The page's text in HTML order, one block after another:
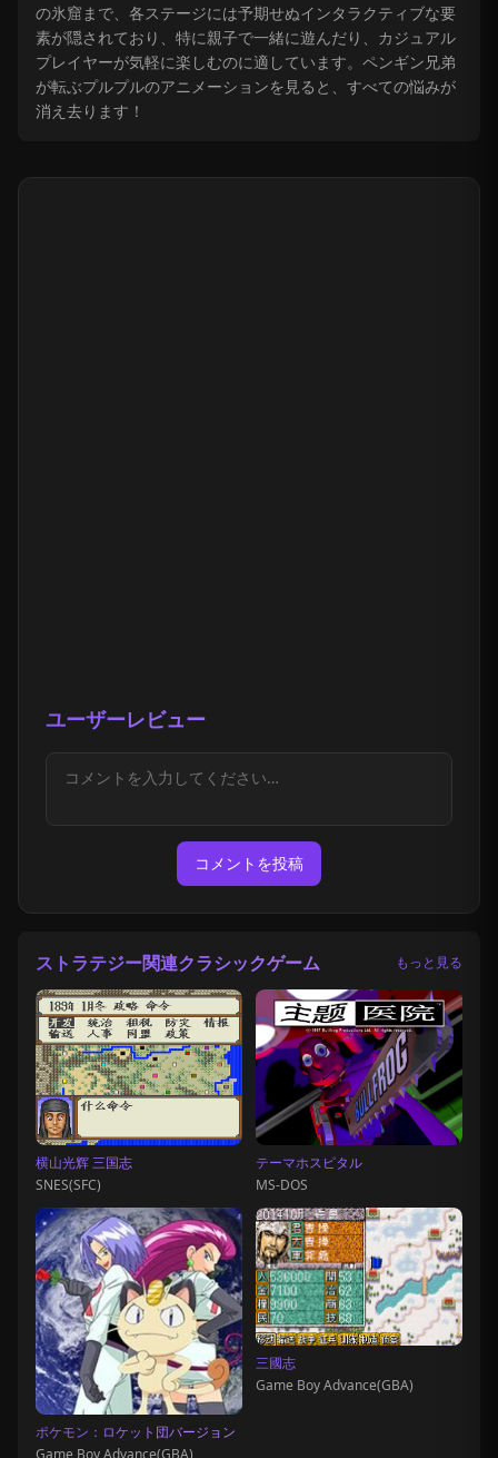
の氷窟まで、各ステージには予期せぬインタラクティブな要
素が隠されており、特に親子で一緒に遊んだり、カジュアル
プレイヤーが気軽に楽しむのに適しています。ペンギン兄弟
が転ぶプルプルのアニメーションを見ると、すべての悩みが
消え去ります！
ユーザーレビュー
コメントを投稿
ストラテジー関連クラシックゲーム もっと見る
横山光辉 三国志
SNES(SFC)
テーマホスピタル
MS-DOS
ポケモン：ロケット団バージョン
Game Boy Advance(GBA)
三國志
Game Boy Advance(GBA)